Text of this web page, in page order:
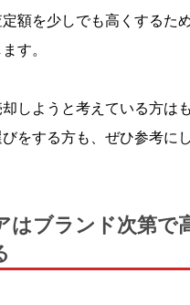
額を少しでも高くするた
す。
しようと考えている方は
をする方も、ぜひ参考に
はブランド次第で